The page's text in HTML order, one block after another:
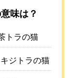
味は？
トラの猫
ジトラの猫